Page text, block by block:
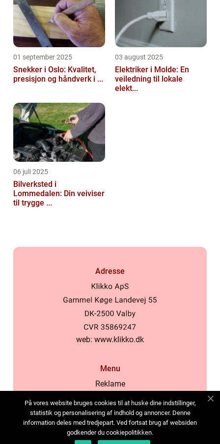
01 september 2025
Snekker i Oslo: Kvalitet,
presisjon og håndverk i ...
03 august 2025
Elektriker i Molde: En
veiledning til lokale
elekt...
06 juli 2025
Bilverksted i
Lommedalen: Din veiviser
til trygge ...
Adresse
web: www.klikko.dk
Menu
Reklame
Cookies
Kontakt Oss
Sitemap
På vores website bruges cookies til at huske dine indstillinger,
statistik og personalisering af indhold og annoncer. Denne
information deles med tredjepart. Ved fortsat brug af websiden
godkender du cookiepolitikken.